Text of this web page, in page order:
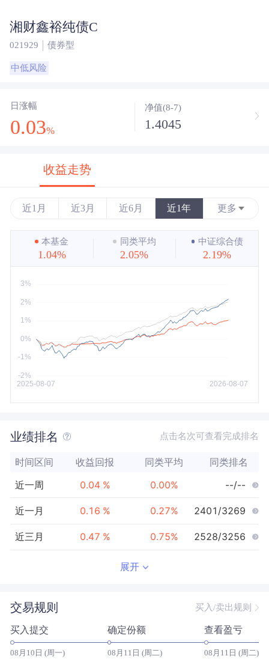
湘财鑫裕纯债C
021929 债券型
中低风险
日涨幅
0.03%
净值(8-7)
1.4045
收益走势
近1月 近3月 近6月 近1年 更多
近3年
近5年
本基金
1.04%
同类平均
2.05%
中证综合债
2.19%
业绩排名 点击名次可查看完成排名
时间区间 收益回报 同类平均 同类排名
近一周 0.04 % 0.00% --/--
近一月 0.16 % 0.27% 2401/3269
近三月 0.47 % 0.75% 2528/3256
近三年 --/--
近五年 -- 0.00% --/--
展开
交易规则 买入/卖出规则
买入提交
08月10日 (周一)
确定份额
08月11日 (周二)
查看盈亏
08月11日 (周二)